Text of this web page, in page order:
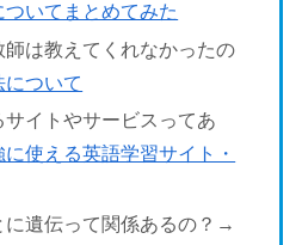
いてまとめてみた
師は教えてくれなかったの
ついて
イトやサービスってあ
使える英語学習サイト・
に遺伝って関係あるの？→